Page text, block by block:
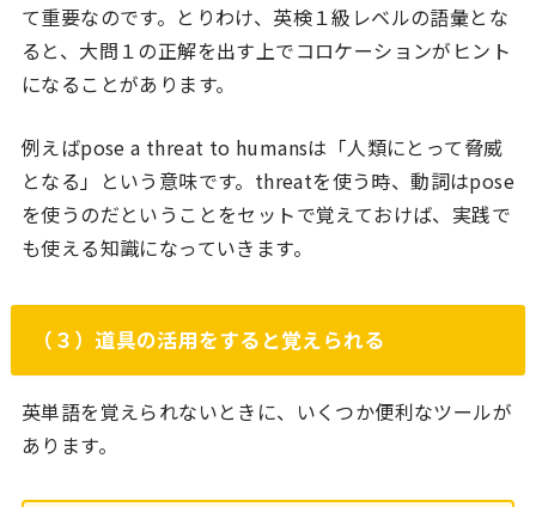
て重要なのです。とりわけ、英検１級レベルの語彙とな
ると、大問１の正解を出す上でコロケーションがヒント
になることがあります。
例えばpose a threat to humansは「人類にとって脅威
となる」という意味です。threatを使う時、動詞はpose
を使うのだということをセットで覚えておけば、実践で
も使える知識になっていきます。
（３）道具の活用をすると覚えられる
英単語を覚えられないときに、いくつか便利なツールが
あります。